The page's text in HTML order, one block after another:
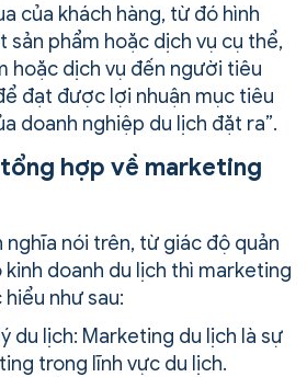
của khách hàng, từ đó hình
sản phẩm hoặc dịch vụ cụ thể,
hoặc dịch vụ đến người tiêu
đạt được lợi nhuận mục tiêu
doanh nghiệp du lịch đặt ra”.
tổng hợp về marketing
nói trên, từ giác độ quản
kinh doanh du lịch thì marketing
như sau:
du lịch: Marketing du lịch là sự
trong lĩnh vực du lịch.